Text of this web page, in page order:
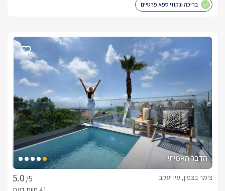
לצפייה במדיניות ותנאי הזמנה -לחצו כאן
לידיעתכם, הפרטים המוצגים באתר: התפוסה המחירים והמבצעים
מעודכנים ומאומתים. תוכלו לבדוק ולבצע הזמנה באהבה רבה ♥
לפרטים נוספים או שאלות אנחנו פה לשירותכם
בברכה, אסתר -055-4313170
בריכה וגקוזי ספא פרטיים
הדבר האמיתי
/5
צימר בצפון, עין יעקב